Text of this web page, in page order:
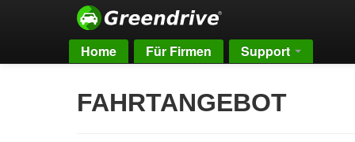
Home Für Firmen Support
FAHRTANGEBOT